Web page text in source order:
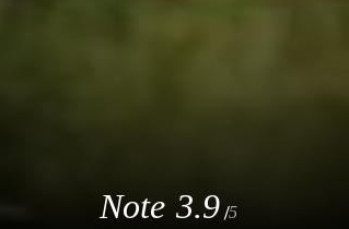
Note 3.9 /5